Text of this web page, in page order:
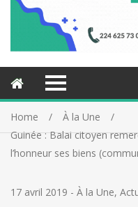
Home
À la Une
Guinée : Balai citoyen
l’honneur ses biens
17 avril 2019 - À la Une,